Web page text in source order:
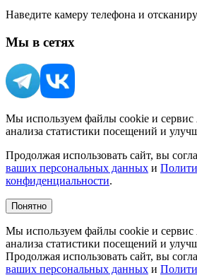
Наведите камеру телефона и
Мы в сетях
Мы используем файлы cookie и сервис
анализа статистики посещений и
Продолжая использовать сайт, вы
ваших персональных данных и
конфиденциальности.
Понятно
Мы используем файлы cookie и сервис
анализа статистики посещений и
Продолжая использовать сайт, вы
ваших персональных данных и